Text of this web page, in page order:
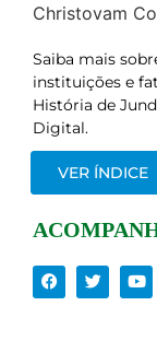
Christovam
Saiba mais
instituições e
História de
Digital.
VER ÍNDICE